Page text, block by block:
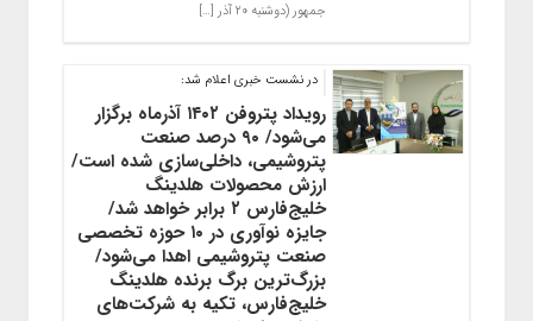
جمهور (دوشنبه ۲۰ آذر […]
در نشست خبری اعلام شد:
رویداد پتروفن ۱۴۰۲ آذرماه برگزار
می‌شود/ ۹۰ درصد صنعت
پتروشیمی، داخلی‌سازی شده است/
ارزش محصولات هلدینگ
خلیج‌فارس ۲ برابر خواهد شد/
جایزه نوآوری در ۱۰ حوزه تخصصی
صنعت پتروشیمی اهدا می‌شود/
بزرگ‌ترین برگ برنده هلدینگ
خلیج‌فارس، تکیه به شرکت‌های